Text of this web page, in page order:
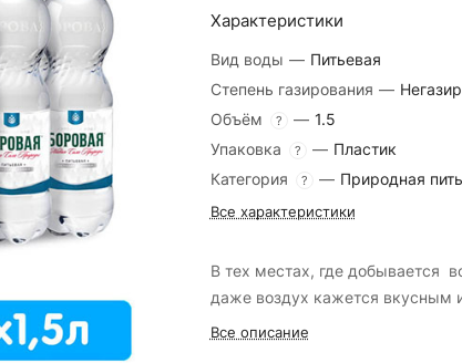
Характеристики
Вид воды — Питьевая
Степень газирования —
Объём
? — 1.5
Упаковка
? — Пластик
Категория
? — Природная
Все характеристики
В тех местах, где добывается
даже воздух кажется вкусным
Все описание